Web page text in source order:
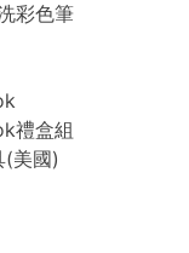
彩色筆
禮盒組
美國)